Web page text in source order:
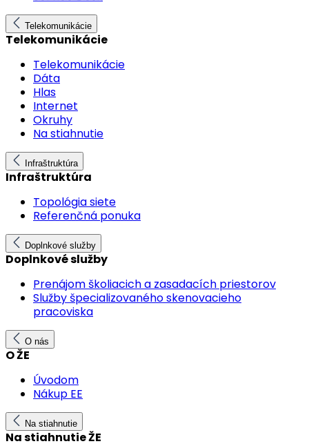
Telekomunikácie
Telekomunikácie
Telekomunikácie
Dáta
Hlas
Internet
Okruhy
Na stiahnutie
Infraštruktúra
Infraštruktúra
Topológia siete
Referenčná ponuka
Doplnkové služby
Doplnkové služby
Prenájom školiacich a zasadacích priestorov
Služby špecializovaného skenovacieho
pracoviska
O nás
O ŽE
Úvodom
Nákup EE
Na stiahnutie
Na stiahnutie ŽE